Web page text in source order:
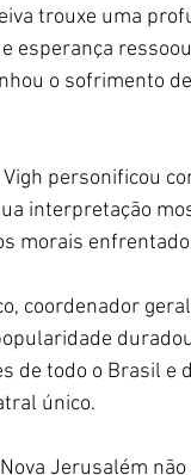
trouxe uma
esperança
o sofrimento
personificou
interpretação
morais
coordenador
de todo o Brasil e
único.
Nova Jerusalém